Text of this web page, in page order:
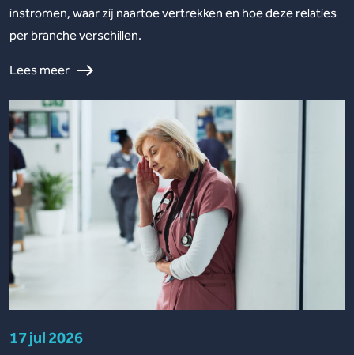
instromen, waar zij naartoe vertrekken en hoe deze relaties
per branche verschillen.
Lees meer
17 jul 2026